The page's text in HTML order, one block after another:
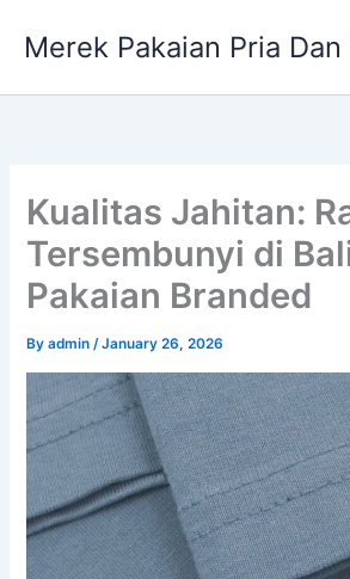
Merek Pakaian Pria Dan
Kualitas Jahitan:
Tersembunyi di
Pakaian Branded
Byadmin/January 26, 2026